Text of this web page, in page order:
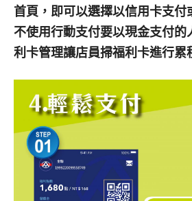
首頁，即可以選擇以信用卡支付
不使用行動支付要以現金支付的
利卡管理讓店員掃福利卡進行累